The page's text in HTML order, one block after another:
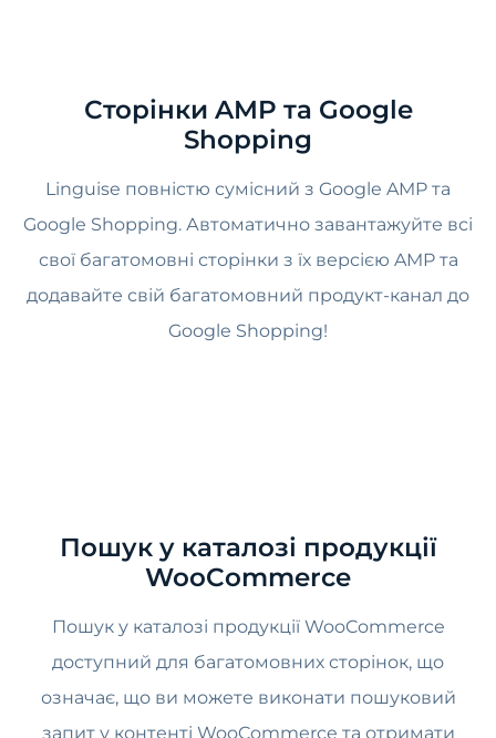
Сторінки AMP та Google
Shopping
Linguise повністю сумісний з Google AMP та
Google Shopping. Автоматично завантажуйте всі
свої багатомовні сторінки з їх версією AMP та
додавайте свій багатомовний продукт-канал до
Google Shopping!
Пошук у каталозі продукції
WooCommerce
Пошук у каталозі продукції WooCommerce
доступний для багатомовних сторінок, що
означає, що ви можете виконати пошуковий
запит у контенті WooCommerce та отримати